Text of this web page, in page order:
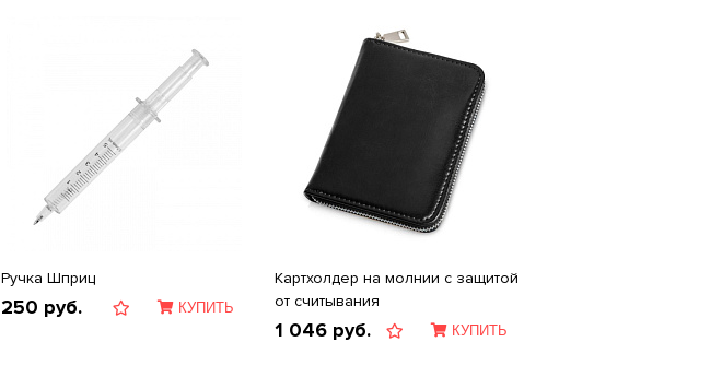
Ручка Шприц
250 руб. КУПИТЬ
Картхолдер на молнии с защитой
от считывания
1 046 руб. КУПИТЬ